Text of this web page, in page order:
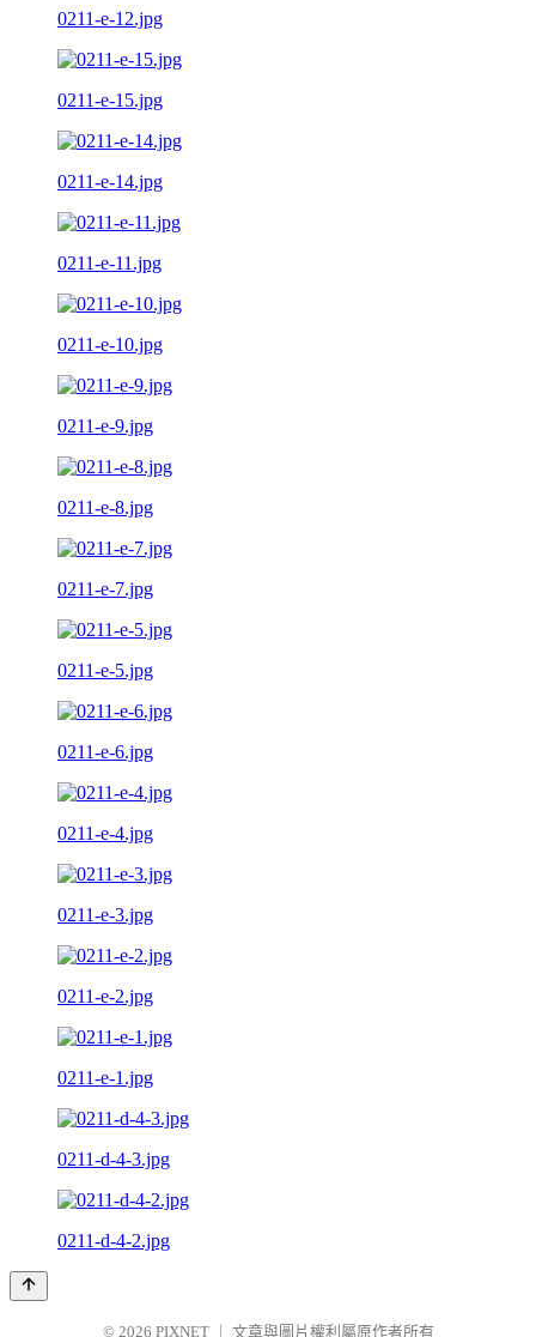
0211-e-12.jpg
0211-e-15.jpg
0211-e-14.jpg
0211-e-11.jpg
0211-e-10.jpg
0211-e-9.jpg
0211-e-8.jpg
0211-e-7.jpg
0211-e-5.jpg
0211-e-6.jpg
0211-e-4.jpg
0211-e-3.jpg
0211-e-2.jpg
0211-e-1.jpg
0211-d-4-3.jpg
0211-d-4-2.jpg
© 2026 PIXNET 文章與圖片權利屬原作者所有